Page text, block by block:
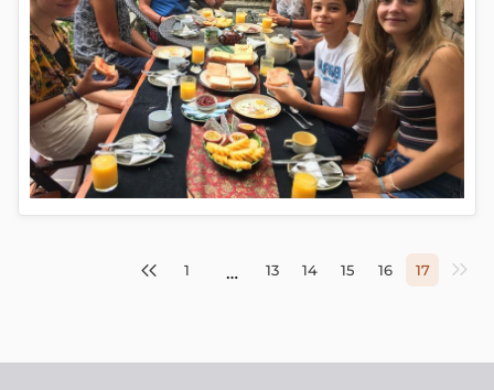
1 … 13 14 15 16 17